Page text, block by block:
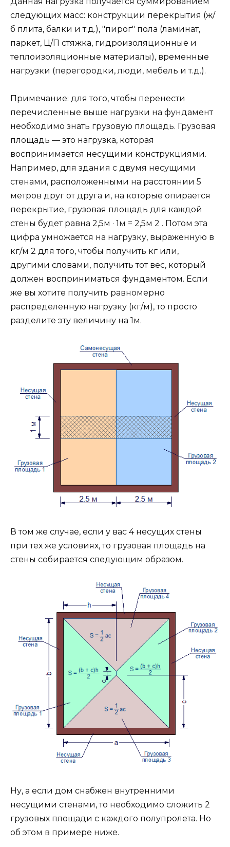
следующих масс: конструкции перекрытия (ж/
б плита, балки и т.д.), "пирог" пола (ламинат,
паркет, Ц/П стяжка, гидроизоляционные и
теплоизоляционные материалы), временные
нагрузки (перегородки, люди, мебель и т.д.).
Примечание: для того, чтобы перенести
перечисленные выше нагрузки на фундамент
необходимо знать грузовую площадь. Грузовая
площадь — это нагрузка, которая
воспринимается несущими конструкциями.
Например, для здания с двумя несущими
стенами, расположенными на расстоянии 5
метров друг от друга и, на которые опирается
перекрытие, грузовая площадь для каждой
стены будет равна 2,5м · 1м = 2,5м 2 . Потом эта
цифра умножается на нагрузку, выраженную в
кг/м 2 для того, чтобы получить кг или,
другими словами, получить тот вес, который
должен восприниматься фундаментом. Если
же вы хотите получить равномерно
распределенную нагрузку (кг/м), то просто
разделите эту величину на 1м.
В том же случае, если у вас 4 несущих стены
при тех же условиях, то грузовая площадь на
стены собирается следующим образом.
Ну, а если дом снабжен внутренними
несущими стенами, то необходимо сложить 2
грузовых площади с каждого полупролета. Но
об этом в примере ниже.